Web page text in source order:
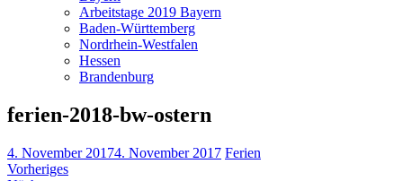
Arbeitstage 2019 Bayern
Baden-Württemberg
Nordrhein-Westfalen
Hessen
Brandenburg
ferien-2018-bw-ostern
4. November 20174. November 2017 Ferien
Vorheriges